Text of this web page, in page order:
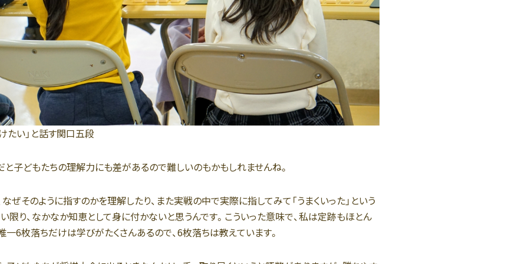
たい」と話す関口五段
子どもたちの理解力にも差があるので難しいのもかもしれませんね。
ぜそのように指すのかを理解したり、また実戦の中で実際に指してみて「うまくいった」という
限り、なかなか知恵として身に付かないと思うんです。こういった意味で、私は定跡もほとん
一6枚落ちだけは学びがたくさんあるので、6枚落ちは教えています。